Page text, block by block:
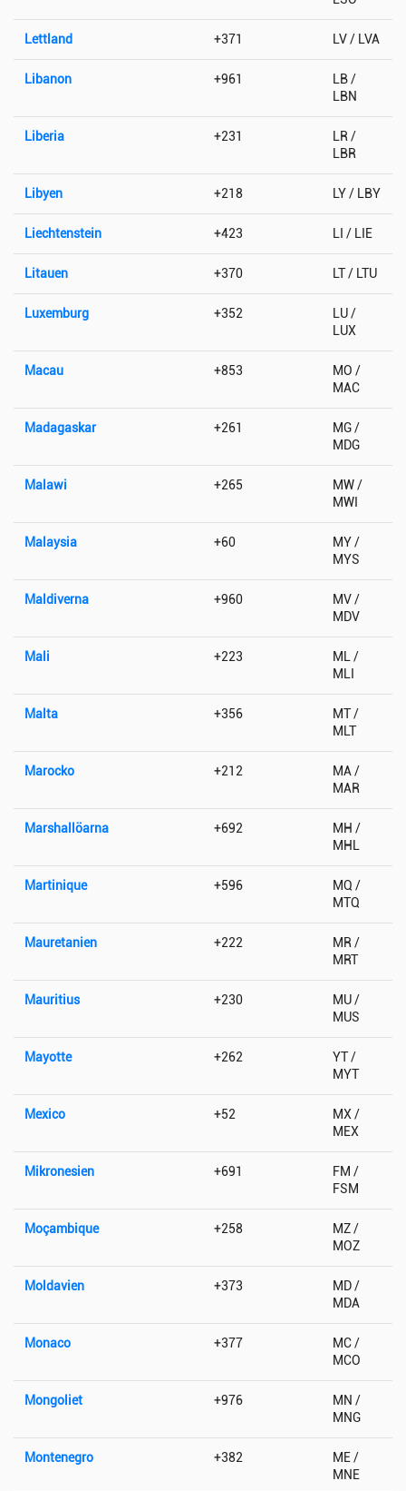
Lettland +371 LV / LVA
Libanon +961
LB /
LBN
Liberia +231
LR /
LBR
Libyen +218 LY / LBY
Liechtenstein +423 LI / LIE
Litauen +370 LT / LTU
Luxemburg +352
LU /
LUX
Macau +853
MO /
MAC
Madagaskar +261
MG /
MDG
Malawi +265
MW /
MWI
Malaysia +60
MY /
MYS
Maldiverna +960
MV /
MDV
Mali +223
ML /
MLI
Malta +356
MT /
MLT
Marocko +212
MA /
MAR
Marshallöarna +692
MH /
MHL
Martinique +596
MQ /
MTQ
Mauretanien +222
MR /
MRT
Mauritius +230
MU /
MUS
Mayotte +262
YT /
MYT
Mexico +52
MX /
MEX
Mikronesien +691
FM /
FSM
Moçambique +258
MZ /
MOZ
Moldavien +373
MD /
MDA
Monaco +377
MC /
MCO
Mongoliet +976
MN /
MNG
Montenegro +382
ME /
MNE